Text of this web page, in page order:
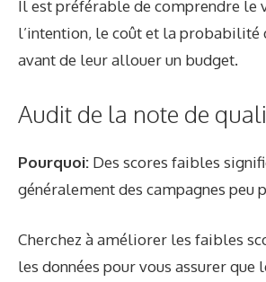
Il est préférable de comprendre le
l’intention, le coût et la probabilité
avant de leur allouer un budget.
Audit de la note de
Pourquoi: Des scores faibles
généralement des campagnes peu
Cherchez à améliorer les faibles
les données pour vous assurer que